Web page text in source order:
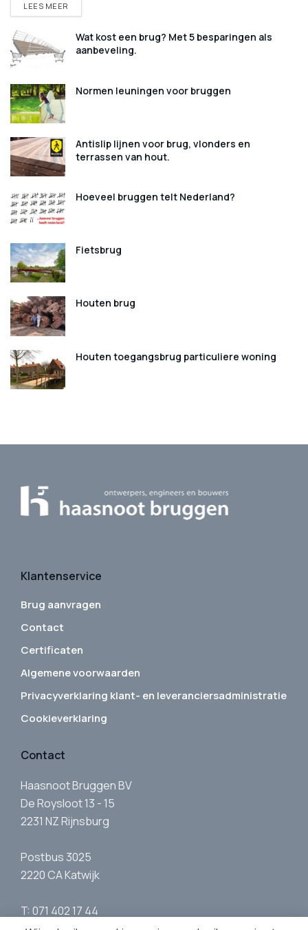
LEES MEER
Wat kost een brug? Met 5 besparingen als
aanbeveling.
Normen leuningen voor bruggen
Antislip lijnen voor brug, vlonders en
terrassen van hout.
Hoeveel bruggen telt Nederland?
Fietsbrug
Houten brug
Houten toegangsbrug particuliere woning
Klantenservice
Brug aanvragen
Contact
Certificaten
Algemene voorwaarden
Privacyverklaring klant- en leveranciersadministratie
Cookieverklaring
Contact
Haasnoot Bruggen BV
De Roysloot 13 - 15
2231 NZ Rijnsburg
Postbus 3025
2220 CA Katwijk
T: 071 402 17 44